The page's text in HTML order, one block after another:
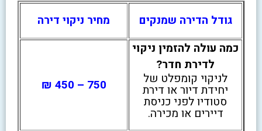
גודל הדירה שמנקים
מחיר ניקוי דירה
כמה עולה להזמין ניקוי
לדירת חדר?
לניקוי קומפלט של
יחידת דיור או דירת
סטודיו לפני כניסת
דיירים או מכירה.
750 – 450 ₪